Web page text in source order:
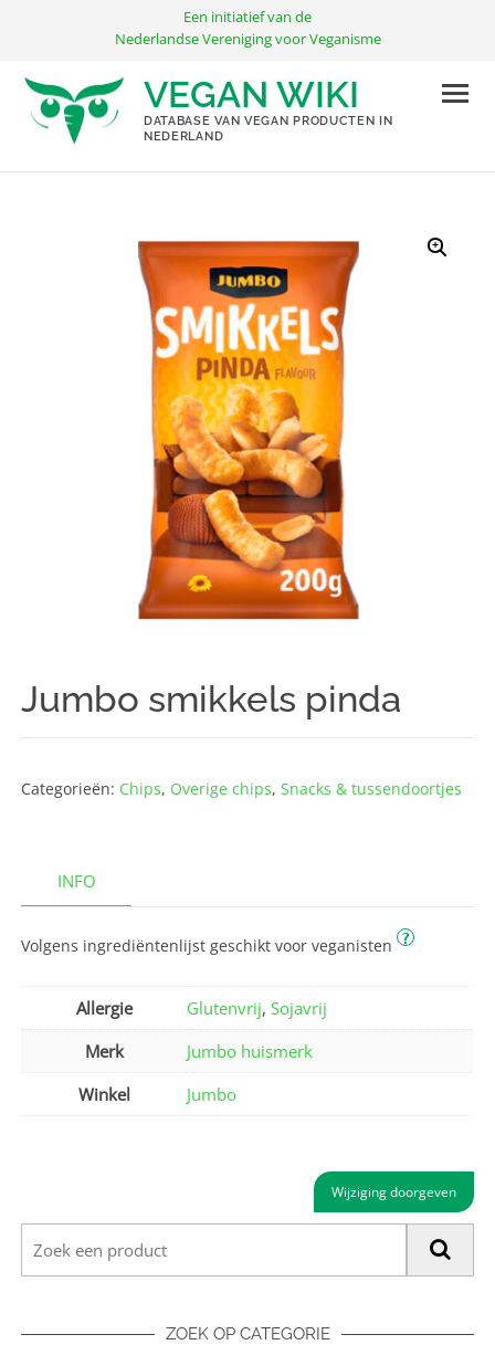
inhoud
Een initiatief van de
Nederlandse Vereniging voor Veganisme
VEGAN WIKI
DATABASE VAN VEGAN PRODUCTEN IN
NEDERLAND
Jumbo smikkels pinda
Categorieën: Chips, Overige chips,Snacks & tussendoortjes
INFO
Volgens ingrediëntenlijst geschikt voor veganisten ?
Allergie Glutenvrij,Sojavrij
Merk
Jumbo huismerk
Winkel
Jumbo
Wijziging doorgeven
ZOEK OP CATEGORIE